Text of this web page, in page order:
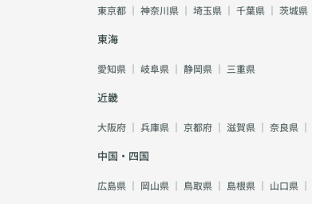
東京都 ｜ 神奈川県 ｜ 埼玉県 ｜ 千葉県 ｜ 茨城県
東海
愛知県 ｜ 岐阜県 ｜ 静岡県 ｜ 三重県
近畿
大阪府 ｜ 兵庫県 ｜ 京都府 ｜ 滋賀県 ｜ 奈良県 ｜
中国・四国
広島県 ｜ 岡山県 ｜ 鳥取県 ｜ 島根県 ｜ 山口県 ｜